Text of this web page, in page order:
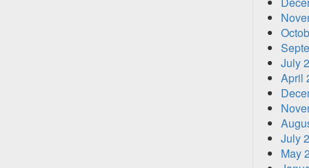
July
April
July
May